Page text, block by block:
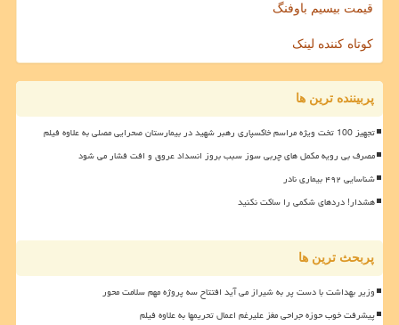
قیمت بیسیم باوفنگ
کوتاه کننده لینک
پربیننده ترین ها
تجهیز 100 تخت ویژه مراسم خاکسپاری رهبر شهید در بیمارستان صحرایی مصلی به علاوه فیلم
مصرف بی رویه مکمل های چربی سوز سبب بروز انسداد عروق و افت فشار می شود
شناسایی ۴۹۲ بیماری نادر
هشدار! دردهای شکمی را ساکت نکنید
پربحث ترین ها
وزیر بهداشت با دست پر به شیراز می آید افتتاح سه پروژه مهم سلامت محور
پیشرفت خوب حوزه جراحی مغز علیرغم اعمال تحریمها به علاوه فیلم